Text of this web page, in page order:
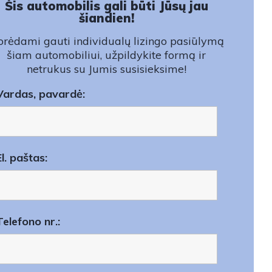
Šis automobilis gali būti Jūsų jau
šiandien!
gauti individualų lizingo pasiūlymą
šiam automobiliui, užpildykite formą ir
netrukus su Jumis susisieksime!
pavardė:
paštas:
nr.: